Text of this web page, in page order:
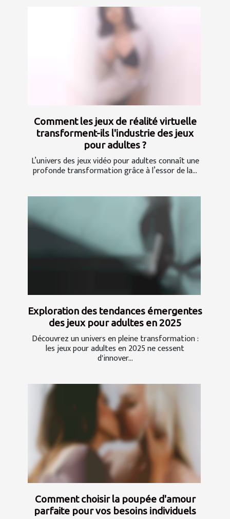
Comment les jeux de réalité virtuelle
transforment-ils l'industrie des jeux
pour adultes ?
L’univers des jeux vidéo pour adultes connaît une
profonde transformation grâce à l’essor de la...
Exploration des tendances émergentes
des jeux pour adultes en 2025
Découvrez un univers en pleine transformation :
les jeux pour adultes en 2025 ne cessent
d'innover...
Comment choisir la poupée d'amour
parfaite pour vos besoins individuels